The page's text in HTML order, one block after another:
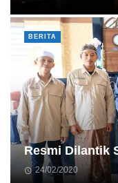
Resmi Dilantik
24/02/2020
BERITA